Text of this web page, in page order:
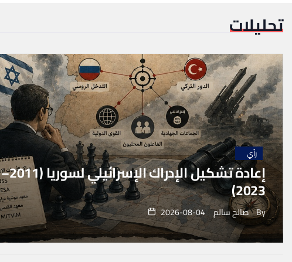
تحليلات
رأي
إعادة تشكيل الإدراك الإسرائيلي لسوريا (2011–
2023)
By صالح سالم 2026-08-04